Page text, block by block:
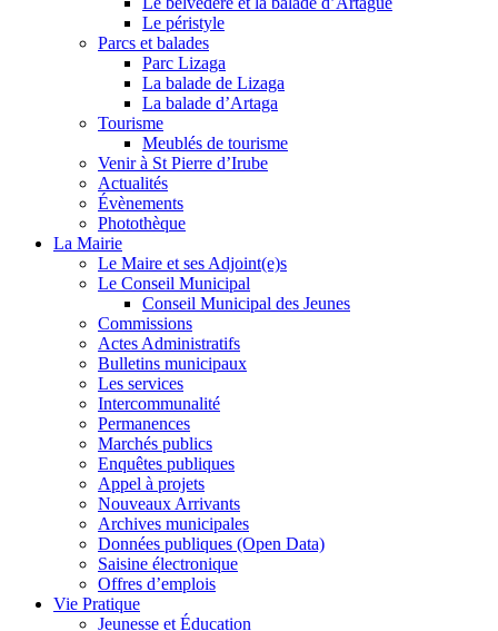
Le péristyle
Parcs et balades
Parc Lizaga
La balade de Lizaga
La balade d’Artaga
Tourisme
Meublés de tourisme
Venir à St Pierre d’Irube
Actualités
Évènements
Photothèque
La Mairie
Le Maire et ses Adjoint(e)s
Le Conseil Municipal
Conseil Municipal des Jeunes
Commissions
Actes Administratifs
Bulletins municipaux
Les services
Intercommunalité
Permanences
Marchés publics
Enquêtes publiques
Appel à projets
Nouveaux Arrivants
Archives municipales
Données publiques (Open Data)
Saisine électronique
Offres d’emplois
Vie Pratique
Jeunesse et Éducation